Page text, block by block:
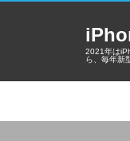
2021年は
ら、毎年新